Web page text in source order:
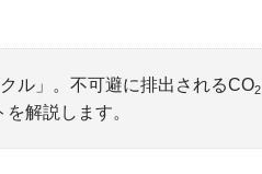
ル」。不可避に排出されるCO2
解説します。